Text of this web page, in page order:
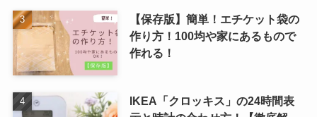
【保存版】簡単！エチケット袋の
作り方！100均や家にあるもので
作れる！
IKEA「クロッキス」の24時間表